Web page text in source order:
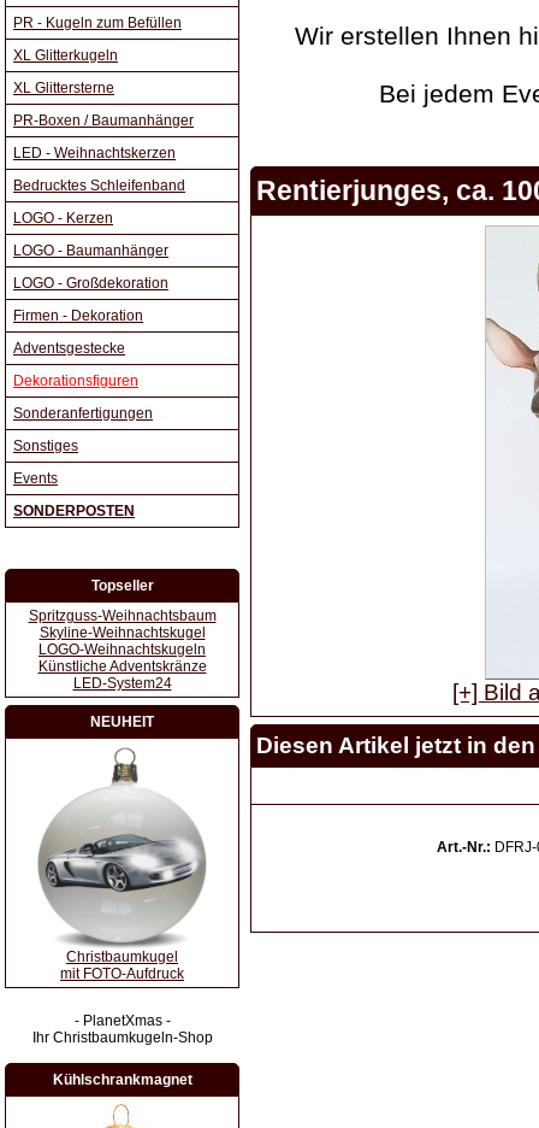
PR - Kugeln zum Befüllen
XL Glitterkugeln
XL Glittersterne
PR-Boxen / Baumanhänger
LED - Weihnachtskerzen
Bedrucktes Schleifenband
LOGO - Kerzen
LOGO - Baumanhänger
LOGO - Großdekoration
Firmen - Dekoration
Adventsgestecke
Dekorationsfiguren
Sonderanfertigungen
Sonstiges
Events
SONDERPOSTEN
Topseller
Spritzguss-Weihnachtsbaum
Skyline-Weihnachtskugel
LOGO-Weihnachtskugeln
Künstliche Adventskränze
LED-System24
NEUHEIT
Christbaumkugel
mit FOTO-Aufdruck
- PlanetXmas -
Ihr Christbaumkugeln-Shop
Kühlschrankmagnet
Wir erstellen Ihnen
Bei jedem
Rentierjunges, ca.
[+] Bild
Diesen Artikel jetzt in
Art.-Nr.: